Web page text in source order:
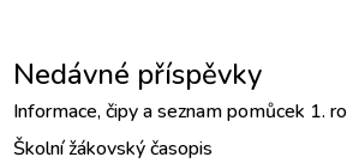
Nedávné příspěvky
Informace, čipy a seznam pomůcek 1.
Školní žákovský časopis